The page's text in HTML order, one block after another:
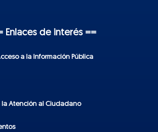
Enlaces de interés ==
a la Información Pública
la Atención al Ciudadano